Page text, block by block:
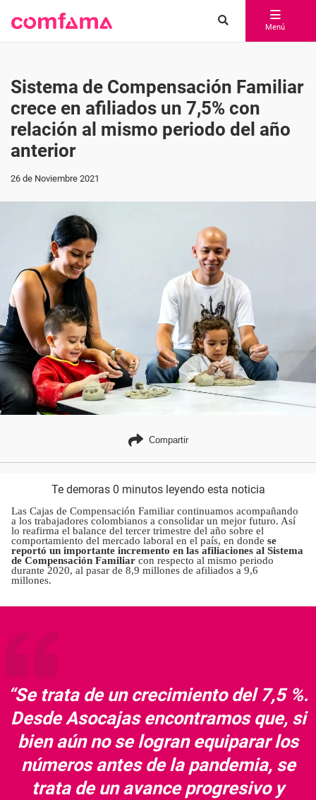
Menú
Sistema de Compensación Familiar
crece en afiliados un 7,5% con
relación al mismo periodo del año
anterior
26 de Noviembre 2021
Compartir
Te demoras 0 minutos leyendo esta noticia
Las Cajas de Compensación Familiar continuamos acompañando
a los trabajadores colombianos a consolidar un mejor futuro. Así
lo reafirma el balance del tercer trimestre del año sobre el
comportamiento del mercado laboral en el país, en donde se
reportó un importante incremento en las afiliaciones al Sistema
de Compensación Familiar con respecto al mismo periodo
durante 2020, al pasar de 8,9 millones de afiliados a 9,6
millones.
“Se trata de un crecimiento del 7,5 %.
Desde Asocajas encontramos que, si
bien aún no se logran equiparar los
números antes de la pandemia, se
trata de un avance progresivo y